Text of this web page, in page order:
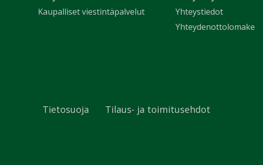
Kaupalliset viestintäpalvelut
Yhteystiedot
Yhteydenottolomake
Tietosuoja Tilaus- ja toimitusehdot